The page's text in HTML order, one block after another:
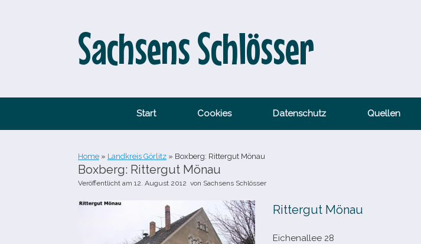
Sachsens Schlösser
Start Cookies Datenschutz Quellen
Home » Landkreis Görlitz » Boxberg: Rittergut Mönau
Boxberg: Rittergut Mönau
Veröffentlicht am 12. August 2012 von Sachsens Schlösser
Rittergut Mönau
Eichenallee 28